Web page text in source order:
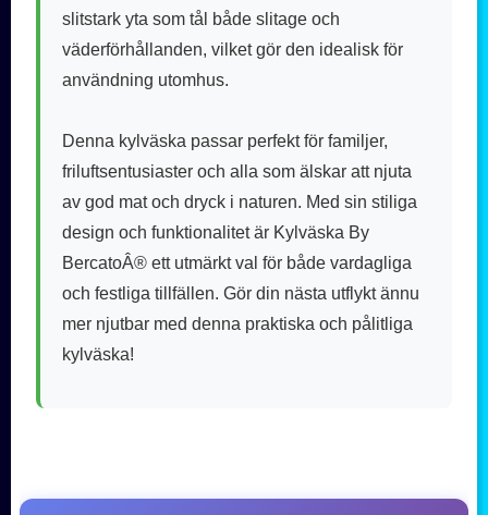
slitstark yta som tål både slitage och
väderförhållanden, vilket gör den idealisk för
användning utomhus.
Denna kylväska passar perfekt för familjer,
friluftsentusiaster och alla som älskar att njuta
av god mat och dryck i naturen. Med sin stiliga
design och funktionalitet är Kylväska By
BercatoÂ® ett utmärkt val för både vardagliga
och festliga tillfällen. Gör din nästa utflykt ännu
mer njutbar med denna praktiska och pålitliga
kylväska!